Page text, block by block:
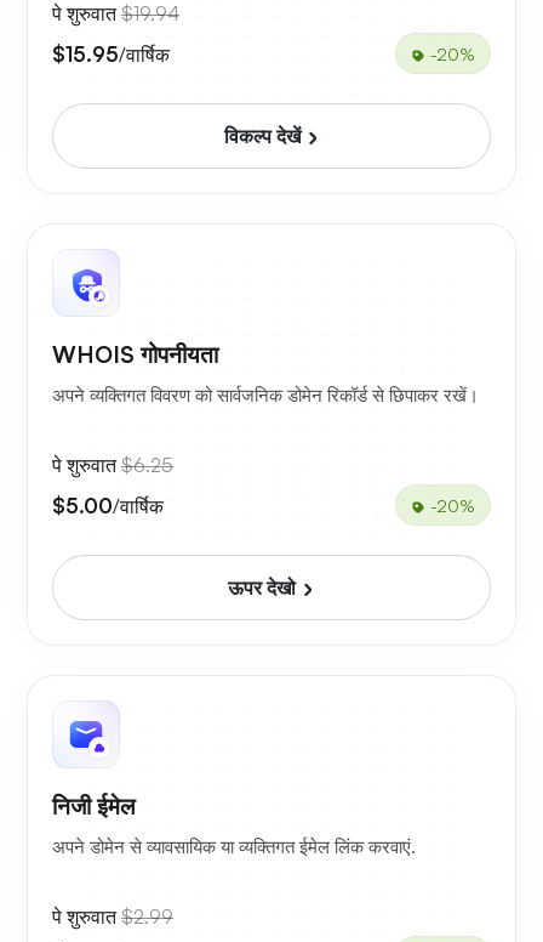
पे शुरुवात$19.94
$15.95/वार्षिक -20%
विकल्प देखें
WHOIS गोपनीयता
अपने व्यक्तिगत विवरण को सार्वजनिक डोमेन रिकॉर्ड से छिपाकर रखें।
पे शुरुवात$6.25
$5.00/वार्षिक -20%
ऊपर देखो
निजी ईमेल
अपने डोमेन से व्यावसायिक या व्यक्तिगत ईमेल लिंक करवाएं.
पे शुरुवात$2.99